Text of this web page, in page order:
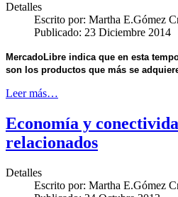
Detalles
Escrito por: Martha E.Gómez
Publicado: 23 Diciembre 2014
MercadoLibre indica que en esta
son los productos que más se
Leer más…
Economía y
relacionados
Detalles
Escrito por: Martha E.Gómez